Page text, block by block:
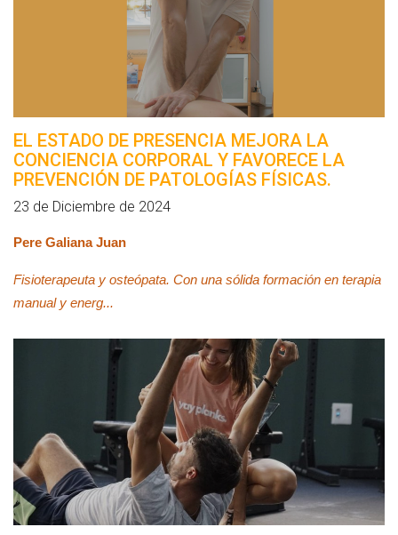
EL ESTADO DE PRESENCIA MEJORA LA
CONCIENCIA CORPORAL Y FAVORECE LA
PREVENCIÓN DE PATOLOGÍAS FÍSICAS.
23 de Diciembre de 2024
Pere Galiana Juan
Fisioterapeuta y osteópata. Con una sólida formación en terapia
manual y energ...